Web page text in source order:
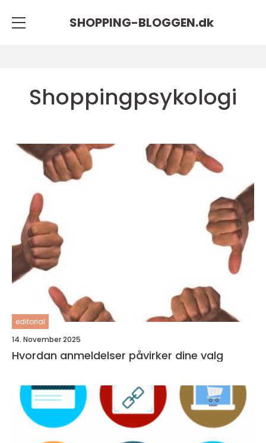
SHOPPING-BLOGGEN.dk
Shoppingpsykologi
editorial
14. November 2025
Hvordan anmeldelser påvirker dine valg